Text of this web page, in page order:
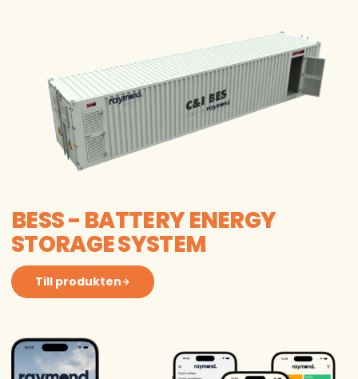
BESS - BATTERY ENERGY
STORAGE SYSTEM
Till produkten